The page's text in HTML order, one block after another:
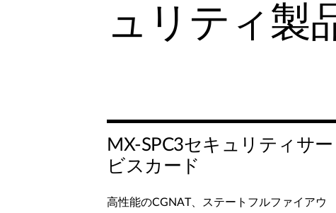
ュリティ製
MX-SPC3セキュリティサー
ビスカード
高性能のCGNAT、ステートフルファイアウ